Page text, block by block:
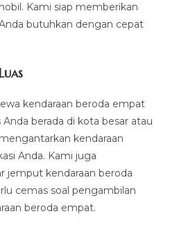
Kami siap memberikan
butuhkan dengan cepat
kendaraan beroda empat
berada di kota besar atau
kendaraan
Anda. Kami juga
jemput kendaraan beroda
cemas soal pengambilan
beroda empat.